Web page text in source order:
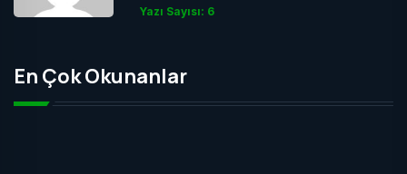
Yazı Sayısı: 6
En Çok Okunanlar